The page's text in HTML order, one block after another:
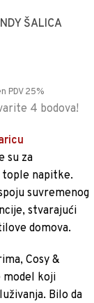
ŠALICA
PDV 25%
4 bodova!
su za
tople napitke.
suvremenog
stvarajući
domova.
Cosy &
model koji
Bilo da